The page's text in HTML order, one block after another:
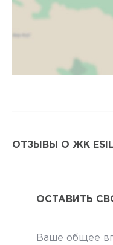
ОТЗЫВЫ О ЖК ESIL
ОСТАВИТЬ
Ваше общее